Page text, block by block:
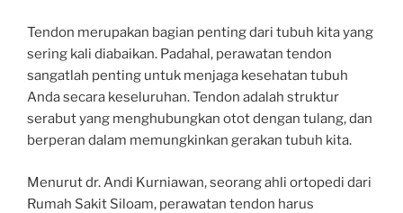
Tendon merupakan bagian penting dari tubuh kita yang
sering kali diabaikan. Padahal, perawatan tendon
sangatlah penting untuk menjaga kesehatan tubuh
Anda secara keseluruhan. Tendon adalah struktur
serabut yang menghubungkan otot dengan tulang, dan
berperan dalam memungkinkan gerakan tubuh kita.
Menurut dr. Andi Kurniawan, seorang ahli ortopedi dari
Rumah Sakit Siloam, perawatan tendon harus